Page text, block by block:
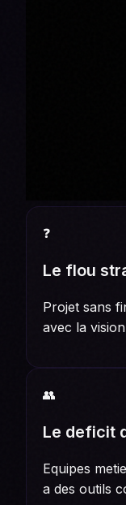
❓
Le flou
Projet sans
avec la
👥
Le deficit
Equipes
a des outils